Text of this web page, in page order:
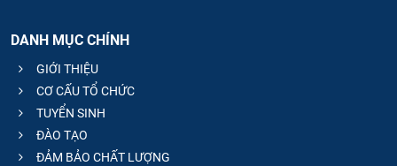
DANH MỤC CHÍNH
GIỚI THIỆU
CƠ CẤU TỔ CHỨC
TUYỂN SINH
ĐÀO TẠO
ĐẢM BẢO CHẤT LƯỢNG